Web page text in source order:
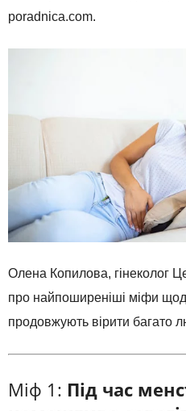
poradnica.com.
Олена Копилова, гінеколог
про найпоширеніші міфи
продовжують вірити багато
Міф 1: Під час